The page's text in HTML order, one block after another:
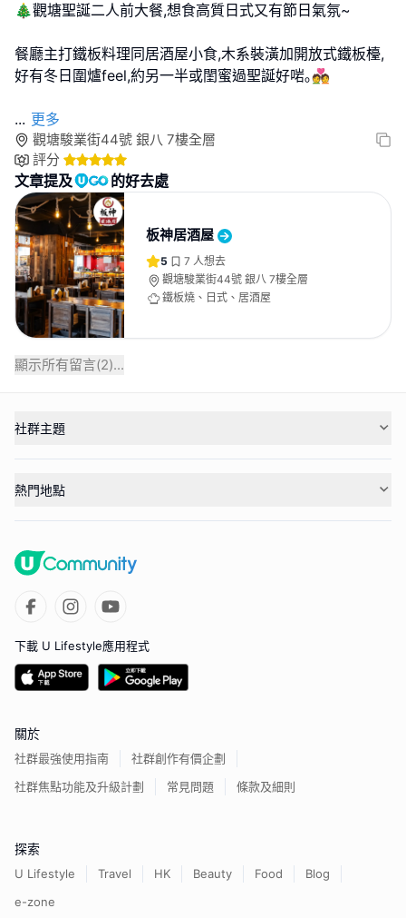
🎄觀塘聖誕二人前大餐,想食高質日式又有節日氣氛~
餐廳主打鐵板料理同居酒屋小食,木系裝潢加開放式鐵板檯,
好有冬日圍爐feel,約另一半或閨蜜過聖誕好啱｡💑
... 更多
觀塘駿業街44號 銀八 7樓全層
評分
文章提及 的好去處
板神居酒屋
5 7 人想去
觀塘駿業街44號 銀八 7樓全層
鐵板燒、日式、居酒屋
顯示所有留言(2)...
社群主題
熱門地點
下載 U Lifestyle應用程式
關於
社群最強使用指南
社群創作有價企劃
社群焦點功能及升級計劃
常見問題 條款及細則
探索
U Lifestyle Travel HK Beauty Food
Blog
e-zone